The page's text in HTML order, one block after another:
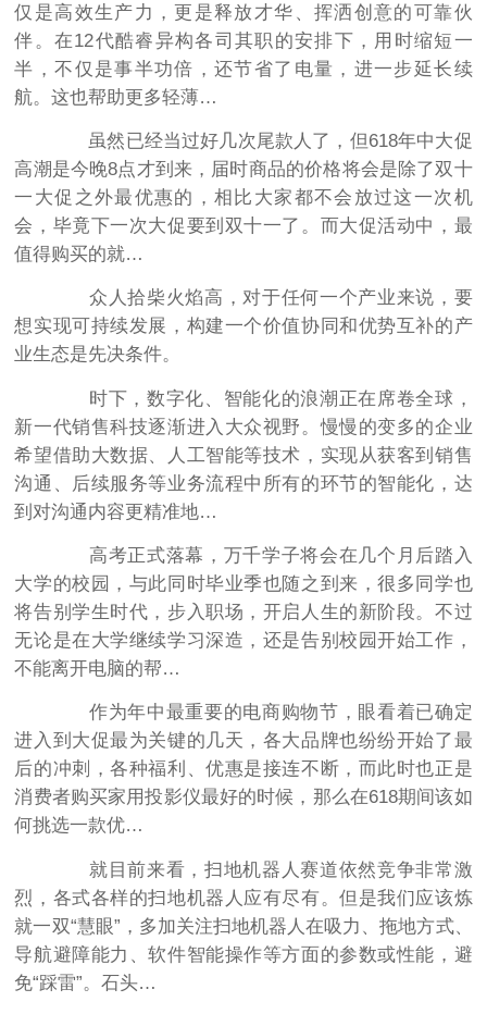
仅是高效生产力，更是释放才华、挥洒创意的可靠伙
伴。在12代酷睿异构各司其职的安排下，用时缩短一
半，不仅是事半功倍，还节省了电量，进一步延长续
航。这也帮助更多轻薄…
虽然已经当过好几次尾款人了，但618年中大促
高潮是今晚8点才到来，届时商品的价格将会是除了双十
一大促之外最优惠的，相比大家都不会放过这一次机
会，毕竟下一次大促要到双十一了。而大促活动中，最
值得购买的就…
众人拾柴火焰高，对于任何一个产业来说，要
想实现可持续发展，构建一个价值协同和优势互补的产
业生态是先决条件。
时下，数字化、智能化的浪潮正在席卷全球，
新一代销售科技逐渐进入大众视野。慢慢的变多的企业
希望借助大数据、人工智能等技术，实现从获客到销售
沟通、后续服务等业务流程中所有的环节的智能化，达
到对沟通内容更精准地…
高考正式落幕，万千学子将会在几个月后踏入
大学的校园，与此同时毕业季也随之到来，很多同学也
将告别学生时代，步入职场，开启人生的新阶段。不过
无论是在大学继续学习深造，还是告别校园开始工作，
不能离开电脑的帮…
作为年中最重要的电商购物节，眼看着已确定
进入到大促最为关键的几天，各大品牌也纷纷开始了最
后的冲刺，各种福利、优惠是接连不断，而此时也正是
消费者购买家用投影仪最好的时候，那么在618期间该如
何挑选一款优…
就目前来看，扫地机器人赛道依然竞争非常激
烈，各式各样的扫地机器人应有尽有。但是我们应该炼
就一双“慧眼”，多加关注扫地机器人在吸力、拖地方式、
导航避障能力、软件智能操作等方面的参数或性能，避
免“踩雷”。石头…